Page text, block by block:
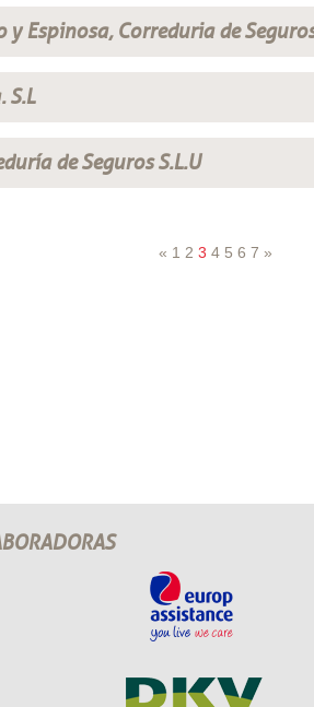
Espinosa, Correduria de
S.L
de Seguros S.L.U
« 1 2 3 4 5 6 7 »